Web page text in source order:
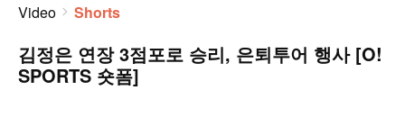
Video Shorts
김정은 연장 3점포로 승리, 은퇴투어 행사 [O!
SPORTS 숏폼]